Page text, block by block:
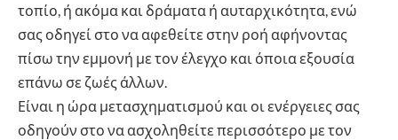
τοπίο, ή ακόμα και δράματα ή αυταρχικότητα, ενώ
σας οδηγεί στο να αφεθείτε στην ροή αφήνοντας
πίσω την εμμονή με τον έλεγχο και όποια εξουσία
επάνω σε ζωές άλλων.
Είναι η ώρα μετασχηματισμού και οι ενέργειες σας
οδηγούν στο να ασχοληθείτε περισσότερο με τον